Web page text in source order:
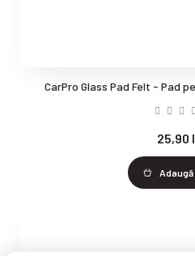
CarPro Glass Pad Felt - Pad
25,90